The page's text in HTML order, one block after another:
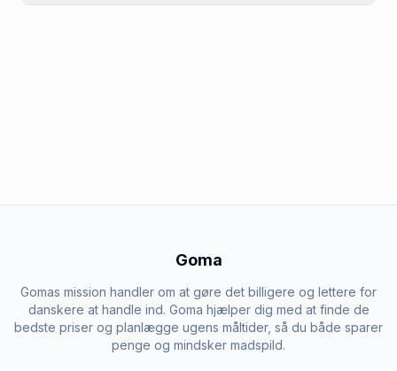
Goma
Gomas mission handler om at gøre det billigere og lettere for
danskere at handle ind. Goma hjælper dig med at finde de
bedste priser og planlægge ugens måltider, så du både sparer
penge og mindsker madspild.